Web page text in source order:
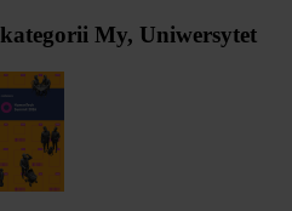
My, Uniwersytet